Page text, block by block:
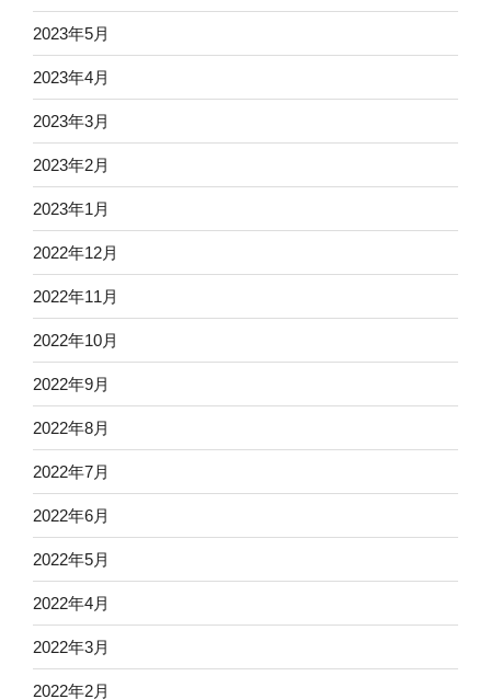
2023年5月
2023年4月
2023年3月
2023年2月
2023年1月
2022年12月
2022年11月
2022年10月
2022年9月
2022年8月
2022年7月
2022年6月
2022年5月
2022年4月
2022年3月
2022年2月